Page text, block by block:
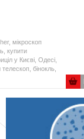
мікроскоп
купити
у Києві, Одесі,
бінокль,